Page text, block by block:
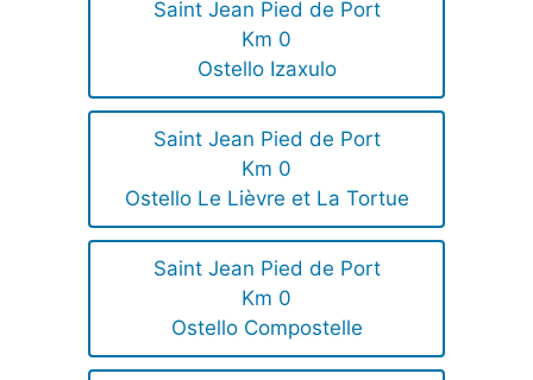
Saint Jean Pied de Port
Km 0
Ostello Izaxulo
Saint Jean Pied de Port
Km 0
Ostello Le Lièvre et La Tortue
Saint Jean Pied de Port
Km 0
Ostello Compostelle